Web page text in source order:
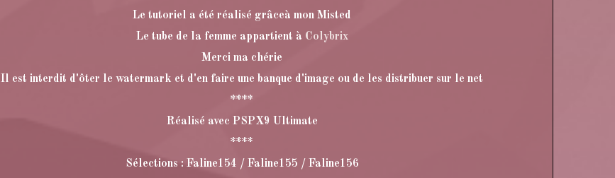
Le tutoriel a été réalisé grâceà mon Misted
Le tube de la femme appartient à Colybrix
Merci ma chérie
Il est interdit d'ôter le watermark et d'en faire une banque d'image ou de les distribuer sur le net
****
Réalisé avec PSPX9 Ultimate
****
Sélections : Faline154 / Faline155 / Faline156